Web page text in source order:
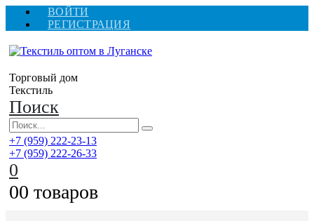
ВОЙТИ
РЕГИСТРАЦИЯ
Торговый дом
Текстиль
Поиск
+7 (959) 222-23-13
+7 (959) 222-26-33
0
00 товаров